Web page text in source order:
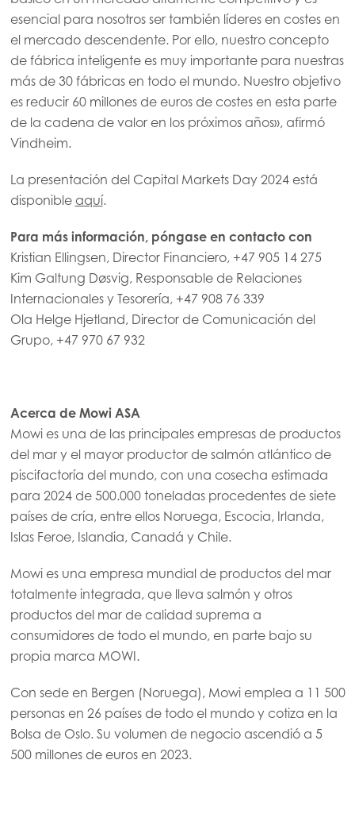
esencial para nosotros ser también líderes en costes en
el mercado descendente. Por ello, nuestro concepto
de fábrica inteligente es muy importante para nuestras
más de 30 fábricas en todo el mundo. Nuestro objetivo
es reducir 60 millones de euros de costes en esta parte
de la cadena de valor en los próximos años», afirmó
Vindheim.
La presentación del Capital Markets Day 2024 está
disponible aquí.
Para más información, póngase en contacto con
Kristian Ellingsen, Director Financiero, +47 905 14 275
Kim Galtung Døsvig, Responsable de Relaciones
Internacionales y Tesorería, +47 908 76 339
Ola Helge Hjetland, Director de Comunicación del
Grupo, +47 970 67 932
Acerca de Mowi ASA
Mowi es una de las principales empresas de productos
del mar y el mayor productor de salmón atlántico de
piscifactoría del mundo, con una cosecha estimada
para 2024 de 500.000 toneladas procedentes de siete
países de cría, entre ellos Noruega, Escocia, Irlanda,
Islas Feroe, Islandia, Canadá y Chile.
Mowi es una empresa mundial de productos del mar
totalmente integrada, que lleva salmón y otros
productos del mar de calidad suprema a
consumidores de todo el mundo, en parte bajo su
propia marca MOWI.
Con sede en Bergen (Noruega), Mowi emplea a 11 500
personas en 26 países de todo el mundo y cotiza en la
Bolsa de Oslo. Su volumen de negocio ascendió a 5
500 millones de euros en 2023.